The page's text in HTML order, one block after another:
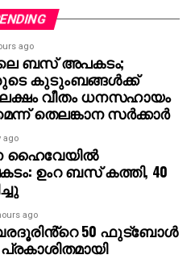
എങ്കിലും
നേപ്പാളിന്
തോന്നിയെന്നും താരം
ചിത്രങ്ങളായ
സിനിമയുടെ പുതിയ
RRR അതിനെ മറികടന്ന്
മാനം
ജെയിംസ് കാമറൂണ്‍,
ഹെംസ്വര്‍ത്ത്
ചിത്രത്തെ
ago
ബസ് അപകടം;
കുടുംബങ്ങള്‍ക്ക്
വീതം ധനസഹായം
തെലങ്കാന സര്‍ക്കാര്‍
ago
ഹൈവേയില്‍
ഉംറ ബസ് കത്തി, 40
ago
50 ഫുട്ബോൾ